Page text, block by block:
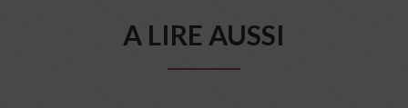
A LIRE AUSSI